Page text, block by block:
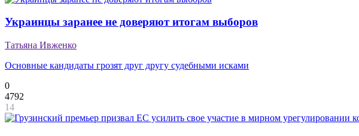
Украинцы заранее не доверяют итогам выборов
Татьяна Ивженко
Основные кандидаты грозят друг другу судебными исками
0
4792
14